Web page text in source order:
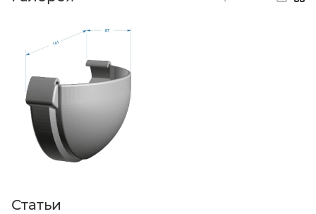
Статьи